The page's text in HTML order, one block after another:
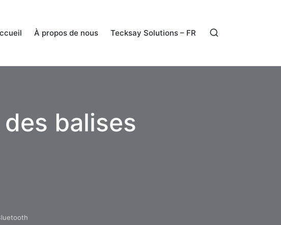
À propos de nous Tecksay Solutions – FR
balises